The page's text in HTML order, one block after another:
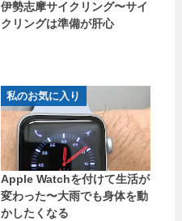
伊勢志摩サイクリング〜サイ
クリングは準備が肝心
私のお気に入り
Apple Watchを付けて生活が
変わった〜大雨でも身体を動
かしたくなる